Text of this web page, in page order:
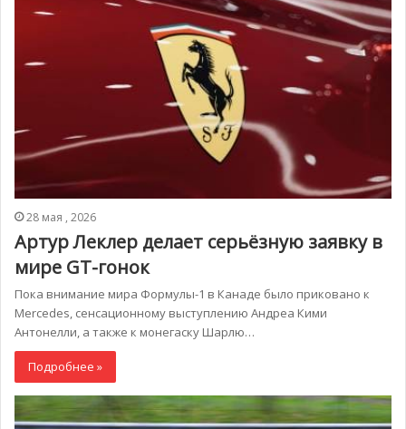
28 мая , 2026
Артур Леклер делает серьёзную заявку в
мире GT-гонок
Пока внимание мира Формулы-1 в Канаде было приковано к
Mercedes, сенсационному выступлению Андреа Кими
Антонелли, а также к монегаску Шарлю…
Подробнее »